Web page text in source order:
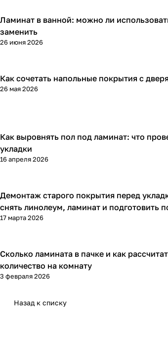
Напольные покрытия
Ламинат в ванной: можно ли
заменить
26 июня 2026
Напольные покрытия
Как сочетать напольные покрытия с
26 мая 2026
Напольные покрытия
Как выровнять пол под ламинат: что
укладки
16 апреля 2026
Напольные покрытия
Демонтаж старого покрытия перед
снять линолеум, ламинат и подготовить
17 марта 2026
Напольные покрытия
Сколько ламината в пачке и как
количество на комнату
3 февраля 2026
Назад к списку